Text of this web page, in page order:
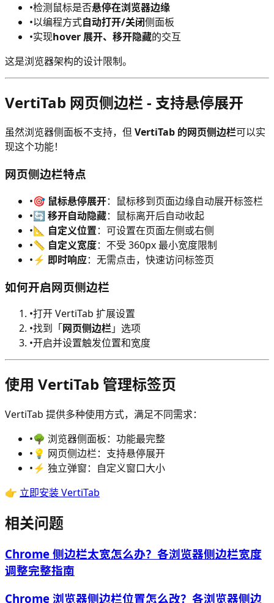
•检测鼠标是否悬停在浏览器边缘
•以编程方式自动打开/关闭侧面板
•实现hover 展开、移开隐藏的交互
这是浏览器架构的设计限制。
VertiTab 网页侧边栏 - 支持悬停展开
虽然浏览器侧面板不支持，但VertiTab 的网页侧边栏可以实
现这个功能！
网页侧边栏特点
•🎯 鼠标悬停展开：鼠标移到页面边缘自动展开标签栏
•🔄 移开自动隐藏：鼠标离开后自动收起
•📐 自定义位置：可设置在页面左侧或右侧
•📏 自定义宽度：不受 360px 最小宽度限制
•⚡ 即时响应：无需点击，快速访问标签页
如何开启网页侧边栏
•打开 VertiTab 扩展设置
•找到「网页侧边栏」选项
•开启并设置触发位置和宽度
使用 VertiTab 管理标签页
VertiTab 提供多种使用方式，满足不同需求：
•🌳 浏览器侧面板：功能最完整
• 💡 网页侧边栏：支持悬停展开
•⚡ 独立弹窗：自定义窗口大小
👉 立即安装 VertiTab
相关问题
Chrome 侧边栏太宽怎么办？各浏览器侧边栏宽度
调整完整指南
Chrome 浏览器侧边栏位置怎么改？各浏览器侧边